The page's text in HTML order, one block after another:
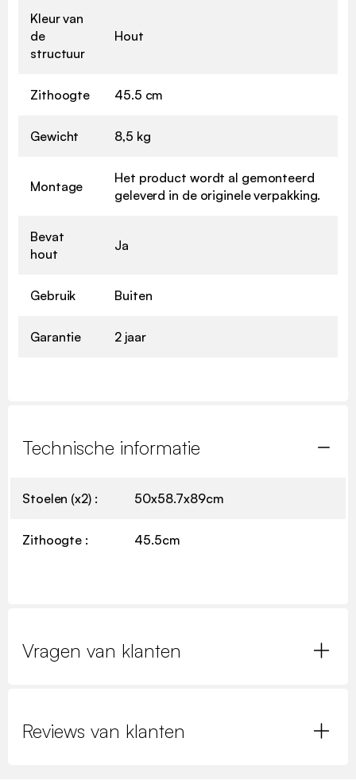
Kleur van
de
structuur
Hout
Zithoogte 45.5 cm
Gewicht 8,5 kg
Montage
Het product wordt al gemonteerd
geleverd in de originele verpakking.
Bevat
hout
Ja
Gebruik Buiten
Garantie 2 jaar
Technische informatie
Stoelen (x2) : 50x58.7x89cm
Zithoogte : 45.5cm
Vragen van klanten
Reviews van klanten